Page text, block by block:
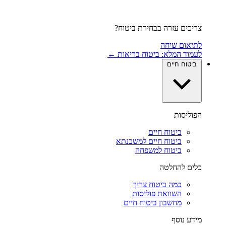
צריכים עזרה בבחירת ביטוח?
לתיאום שיחה
לעמוד המלא: ביטוח בריאות ←
ביטוח חיים
הפוליסות
ביטוח חיים
ביטוח חיים למשכנתא
ביטוח למשפחה
כלים להחלטה
כמה ביטוח צריך
השוואת פוליסות
מחשבון ביטוח חיים
מידע נוסף